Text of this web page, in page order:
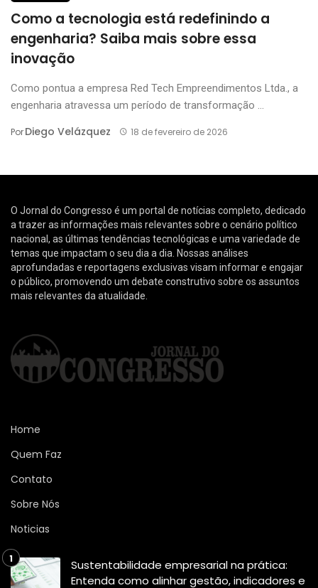
Como a tecnologia está redefinindo a
engenharia? Saiba mais sobre essa
inovação
Como pontua a empresa Red Tech Empreendimentos Ltda., a
engenharia atravessa um período de transformação ...
PorDiego Velázquez 18 de fevereiro de 2026
O Jornal do Congresso é um portal de notícias completo, dedicado
a trazer as informações mais relevantes sobre o cenário político
nacional, as últimas tendências tecnológicas e uma variedade de
temas que impactam o seu dia a dia. Nossas análises
aprofundadas e reportagens exclusivas visam informar e engajar
o público, promovendo um debate construtivo sobre os assuntos
mais relevantes da atualidade.
Home
Quem Faz
Contato
Sobre Nós
Noticias
Sustentabilidade empresarial na prática:
Entenda como alinhar gestão, indicadores e